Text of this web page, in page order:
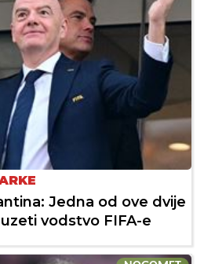
Jedna od ove dvije
vodstvo FIFA-e